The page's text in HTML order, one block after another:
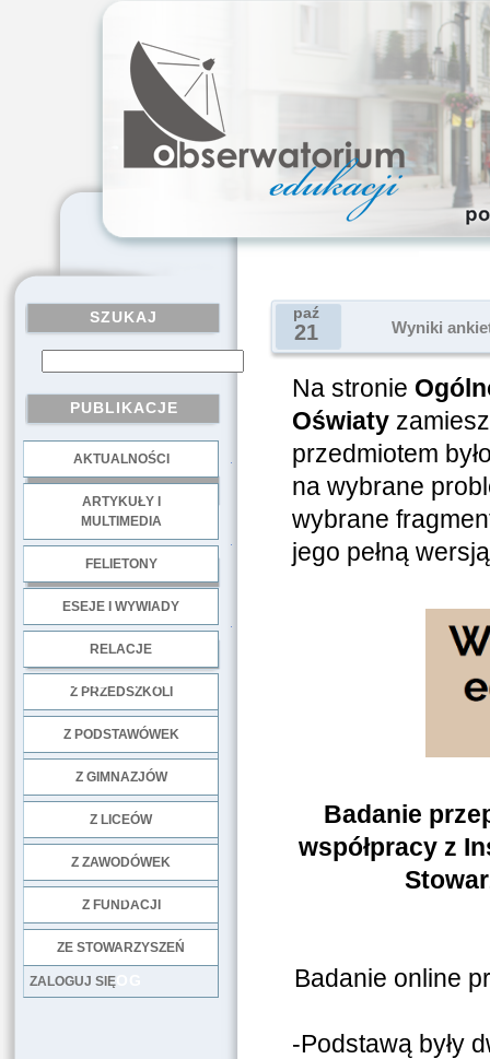
SZUKAJ
PUBLIKACJE
AKTUALNOŚCI
ARTYKUŁY I
MULTIMEDIA
FELIETONY
ESEJE I WYWIADY
RELACJE
Z PRZEDSZKOLI
Z PODSTAWÓWEK
Z GIMNAZJÓW
Z LICEÓW
Z ZAWODÓWEK
Z FUNDACJI
ZE STOWARZYSZEŃ
LOG
ZALOGUJ SIĘ
paź
21 Wyniki
Na stronie
Oświaty
przedmiotem
na wybrane
wybrane
jego pełną
Badanie
współpracy z
Badanie online
-Podstawą były